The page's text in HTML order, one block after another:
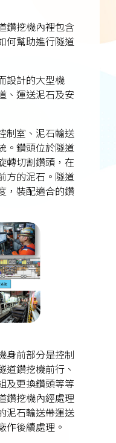
鑽挖機內裡包含
何幫助進行隧道
設計的大型機
、運送泥石及安
制室、泥石輸送
。鑽頭位於隧道
轉切割鑽頭，在
方的泥石。隧道
，裝配適合的鑽
身前部分是控制
道鑽挖機前行、
及更換鑽頭等等
鑽挖機內經處理
泥石輸送帶運送
作後續處理。